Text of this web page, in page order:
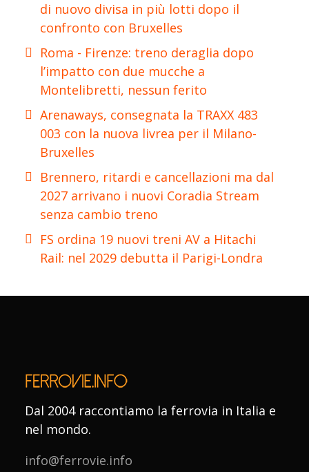
di nuovo divisa in più lotti dopo il
confronto con Bruxelles
Roma - Firenze: treno deraglia dopo
l’impatto con due mucche a
Montelibretti, nessun ferito
Arenaways, consegnata la TRAXX 483
003 con la nuova livrea per il Milano-
Bruxelles
Brennero, ritardi e cancellazioni ma dal
2027 arrivano i nuovi Coradia Stream
senza cambio treno
FS ordina 19 nuovi treni AV a Hitachi
Rail: nel 2029 debutta il Parigi-Londra
Dal 2004 raccontiamo la ferrovia in Italia e
nel mondo.
info@ferrovie.info